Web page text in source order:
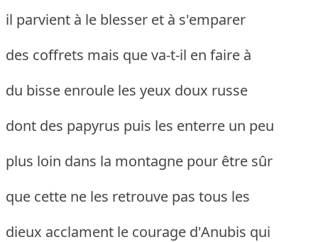
il parvient à le blesser et à s'emparer
des coffrets mais que va-t-il en faire à
du bisse enroule les yeux doux russe
dont des papyrus puis les enterre un peu
plus loin dans la montagne pour être sûr
que cette ne les retrouve pas tous les
dieux acclament le courage d'Anubis qui